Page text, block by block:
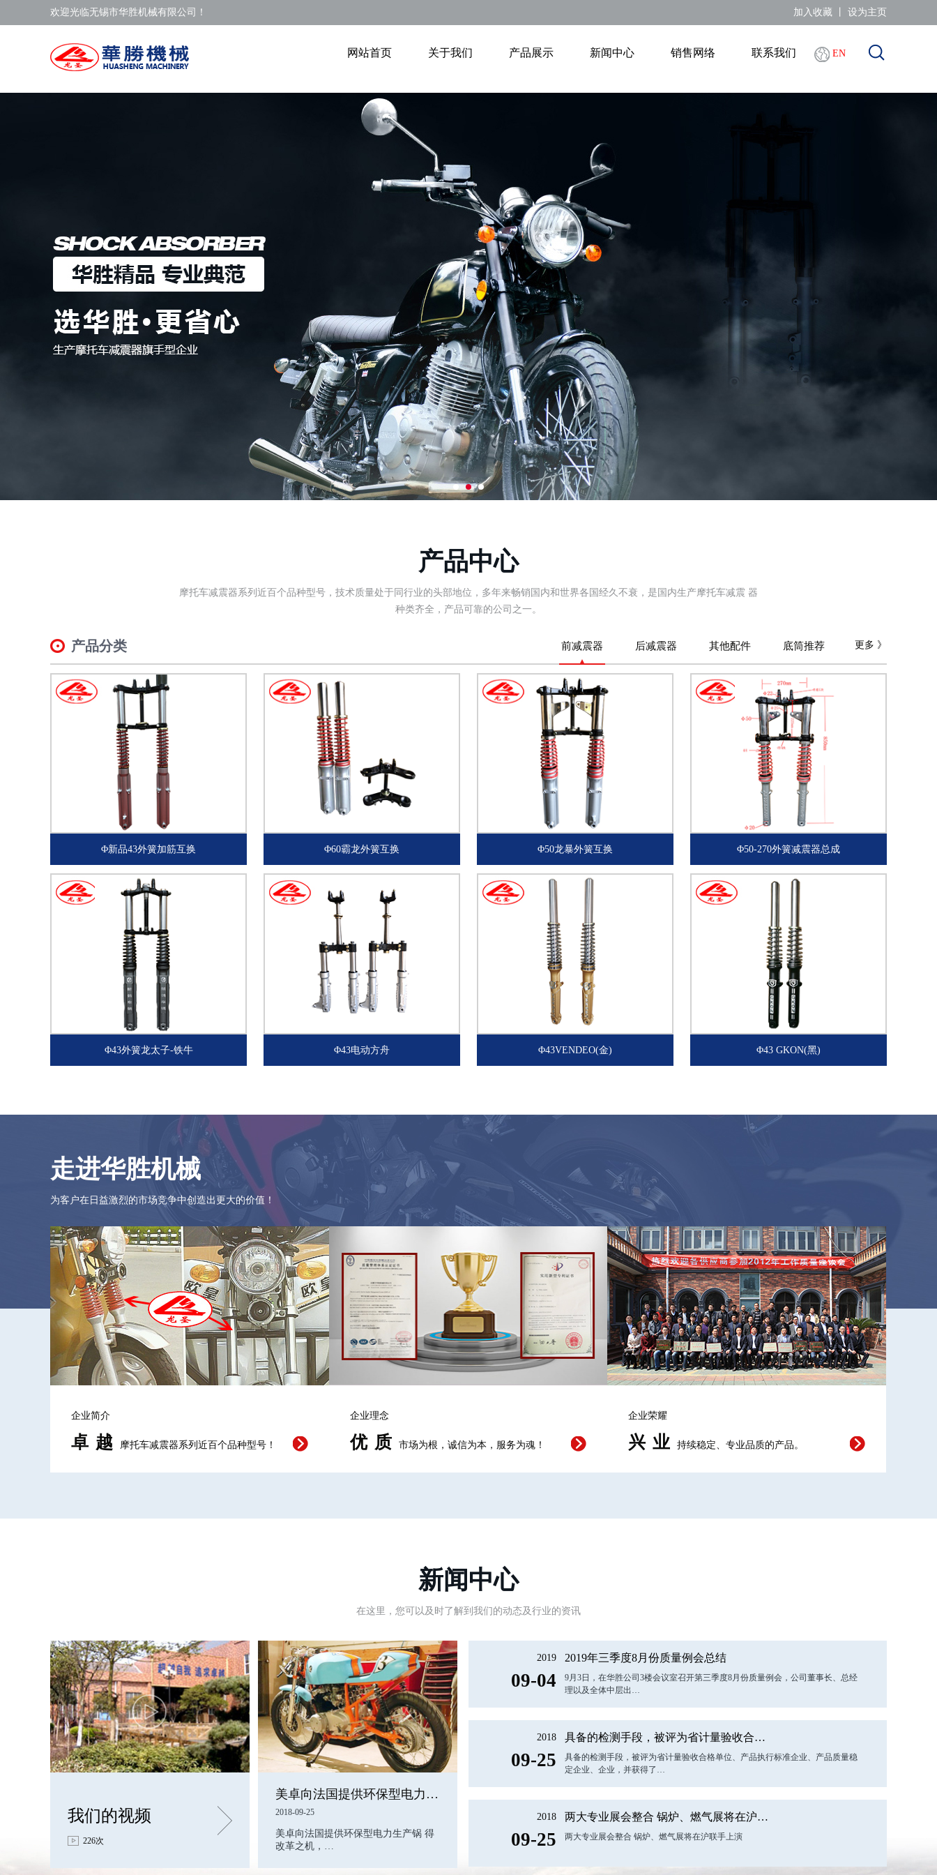
欢迎光临无锡市华胜机械有限公司！ 加入收藏 设为主页
网站首页 关于我们 产品展示 新闻中心 销售网络 联系我们 EN
产品中心
摩托车减震器系列近百个品种型号，技术质量处于同行业的头部地位，多年来畅销国内和世界各国经久不衰，是国内生产摩托车减震 器
种类齐全，产品可靠的公司之一。
产品分类 更多 》
前减震器 后减震器 其他配件 底筒推荐
Φ新品43外簧加筋互换 Φ60霸龙外簧互换 Φ50龙暴外簧互换 Φ50-270外簧减震器总成
Φ43外簧龙太子-铁牛 Φ43电动方舟 Φ43VENDEO(金) Φ43 GKON(黑)
走进华胜机械
为客户在日益激烈的市场竞争中创造出更大的价值！
企业简介
卓越 摩托车减震器系列近百个品种型号！
企业理念
优质 市场为根，诚信为本，服务为魂！
企业荣耀
兴业持续稳定、专业品质的产品。
新闻中心
在这里，您可以及时了解到我们的动态及行业的资讯
我们的视频
226次
美卓向法国提供环保型电力生产锅炉
2018-09-25
美卓向法国提供环保型电力生产锅 得
改革之机，…
2019
09-04
2019年三季度8月份质量例会总结
9月3日，在华胜公司3楼会议室召开第三季度8月份质量例会，公司董事长、总经
理以及全体中层出…
2018
09-25
具备的检测手段，被评为省计量验收合…
具备的检测手段，被评为省计量验收合格单位、产品执行标准企业、产品质量稳
定企业、企业，并获得了…
2018
09-25
两大专业展会整合 锅炉、燃气展将在沪…
两大专业展会整合 锅炉、燃气展将在沪联手上演